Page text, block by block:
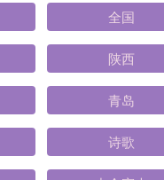
全国
陕西
青岛
诗歌